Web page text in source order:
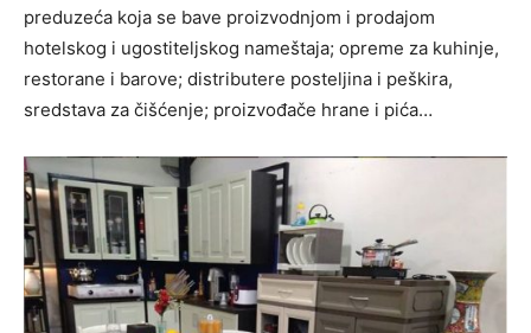
preduzeća koja se bave proizvodnjom i prodajom
hotelskog i ugostiteljskog nameštaja; opreme za kuhinje,
restorane i barove; distributere posteljina i peškira,
sredstava za čišćenje; proizvođače hrane i pića…